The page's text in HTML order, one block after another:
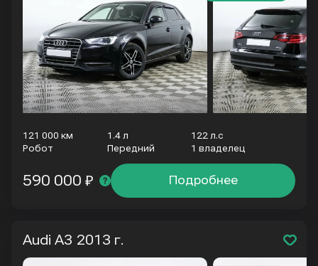
121 000 км 1.4 л
122 л.с
Робот
Передний 1 владелец
Подробнее
590 000 ₽
Audi A3 2013 г.